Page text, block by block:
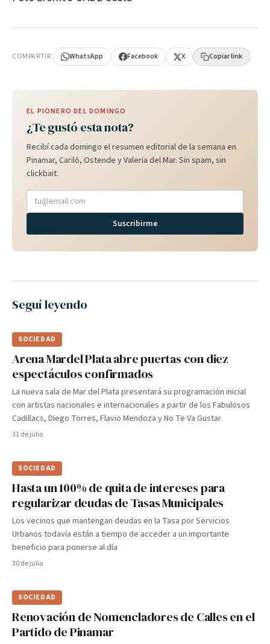
COMPARTIR WhatsApp Facebook X Copiar link
EL PIONERO DEL DOMINGO
¿Te gustó esta nota?
Recibí cada domingo el resumen editorial de la semana en
Pinamar, Cariló, Ostende y Valeria del Mar. Sin spam, sin
clickbait.
Suscribirme
Seguí leyendo
SOCIEDAD
Arena Mardel Plata abre puertas con diez
espectáculos confirmados
La nueva sala de Mar del Plata presentará su programación inicial
con artistas nacionales e internacionales a partir de los Fabulosos
Cadillacs, Diego Torres, Flavio Mendoza y No Te Va Gustar.
31 de julio
SOCIEDAD
Hasta un 100% de quita de intereses para
regularizar deudas de Tasas Municipales
Los vecinos que mantengan deudas en la Tasa por Servicios
Urbanos todavía están a tiempo de acceder a un importante
beneficio para ponerse al día
30 de julio
SOCIEDAD
Renovación de Nomencladores de Calles en el
Partido de Pinamar